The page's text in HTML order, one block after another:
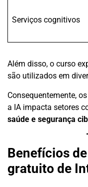
Serviços cognitivos
Além disso, o curso
são utilizados em
Consequentemente,
a IA impacta setores
saúde e segurança
Benefícios
gratuito de